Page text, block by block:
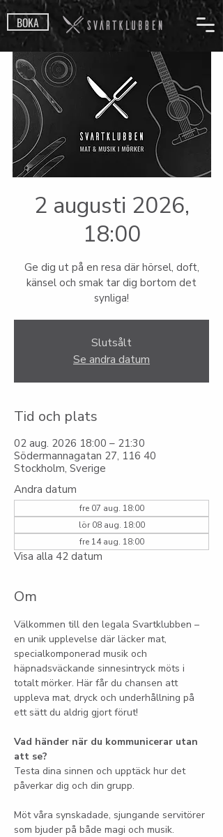
BOKA
2 augusti 2026,
18:00
Ge dig ut på en resa där hörsel, doft,
känsel och smak tar dig bortom det
synliga!
Slutsålt
Se andra datum
Tid och plats
02 aug. 2026 18:00 – 21:30
Södermannagatan 27, 116 40
Stockholm, Sverige
Andra datum
fre 07 aug. 18:00
lör 08 aug. 18:00
fre 14 aug. 18:00
Visa alla 42 datum
Om
Välkommen till den legala Svartklubben –
en unik upplevelse där läcker mat,
specialkomponerad musik och
häpnadsväckande sinnesintryck möts i
totalt mörker. Här får du chansen att
uppleva mat, dryck och underhållning på
ett sätt du aldrig gjort förut!
Vad händer när du kommunicerar utan
att se?
Testa dina sinnen och upptäck hur det
påverkar dig och din grupp.
Möt våra synskadade, sjungande servitörer
som bjuder på både magi och musik.